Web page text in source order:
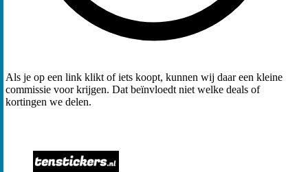
Als je op een link klikt of iets koopt, kunnen wij daar een kleine
commissie voor krijgen. Dat beïnvloedt niet welke deals of
kortingen we delen.